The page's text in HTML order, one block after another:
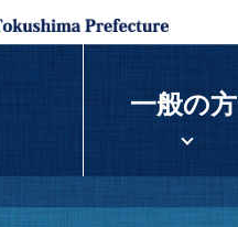
一般の方